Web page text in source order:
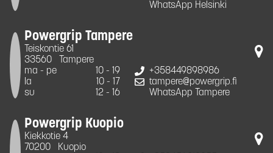
WhatsApp Helsinki
Powergrip Tampere
Teiskontie 61
33560
Tampere
ma - pe
10 - 19
la
10 - 17
su
12 - 16
+358449898986
tampere@powergrip.fi
WhatsApp Tampere
Powergrip Kuopio
Kiekkotie 4
70200
Kuopio